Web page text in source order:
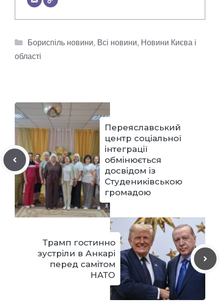
Категорії
Бориспіль новини, Всі новини, Новини Києва і
області
Переяславський
центр соціальної
інтеграції
обмінюється
досвідом із
Студениківською
громадою
Трамп гостинно
зустріли в Анкарі
перед самітом
НАТО